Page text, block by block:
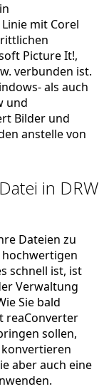
mit Corel
Picture It!,
verbunden ist.
als auch
und
Bilder und
anstelle von
in DRW
Dateien zu
schnell ist, ist
Verwaltung
Sie bald
reaConverter
sollen,
aber auch eine